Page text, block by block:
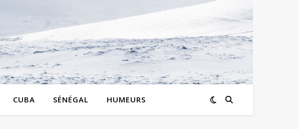
CUBA SÉNÉGAL HUMEURS